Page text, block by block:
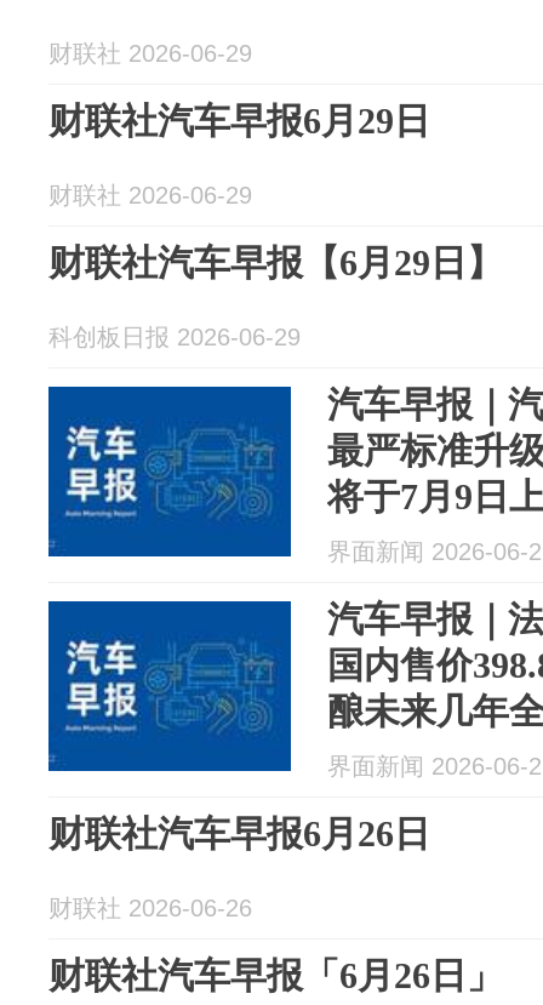
财联社 2026-06-29
财联社汽车早报6月29日
财联社 2026-06-29
财联社汽车早报【6月29日】
科创板日报 2026-06-29
汽车早报｜
最严标准升
将于7月9日
界面新闻 2026-06-
汽车早报｜
国内售价
酿未来几年
界面新闻 2026-06-
财联社汽车早报6月26日
财联社 2026-06-26
财联社汽车早报「6月26日」